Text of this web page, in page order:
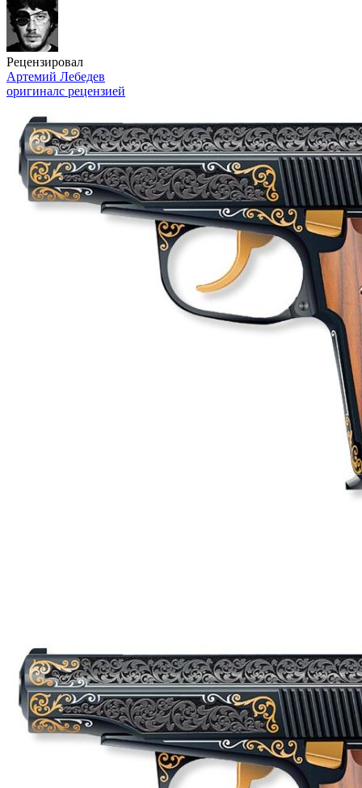
Рецензировал
Артемий Лебедев
оригиналс рецензией